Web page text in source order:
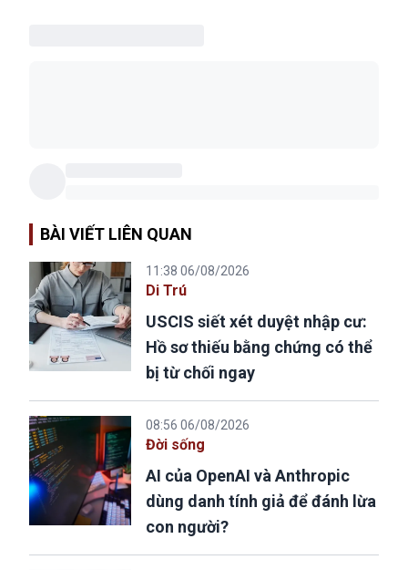
BÀI VIẾT LIÊN QUAN
11:38 06/08/2026
Di Trú
USCIS siết xét duyệt nhập cư:
Hồ sơ thiếu bằng chứng có thể
bị từ chối ngay
08:56 06/08/2026
Đời sống
AI của OpenAI và Anthropic
dùng danh tính giả để đánh lừa
con người?